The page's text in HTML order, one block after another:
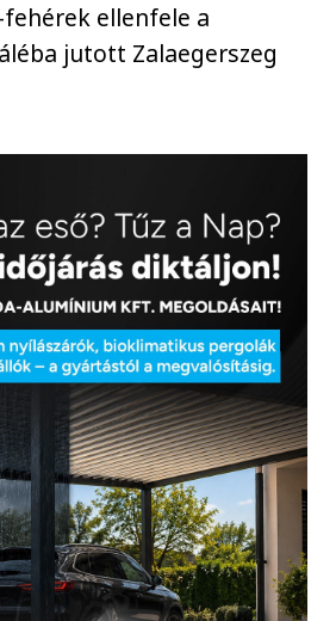
ellenfele a
jutott Zalaegerszeg